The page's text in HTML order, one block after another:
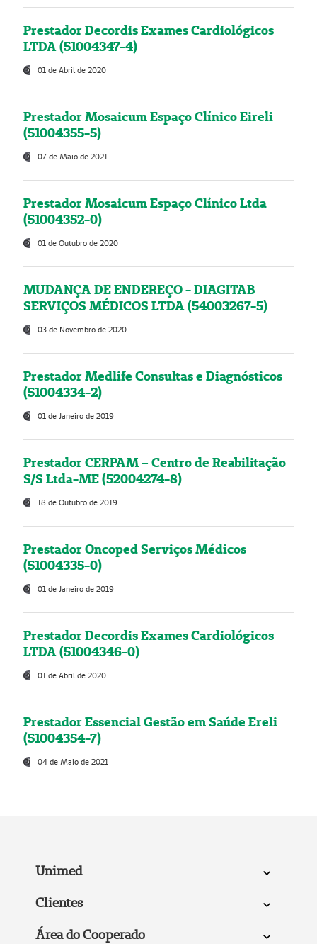
Prestador Decordis Exames Cardiológicos
LTDA (51004347-4)
01 de Abril de 2020
Prestador Mosaicum Espaço Clínico Eireli
(51004355-5)
07 de Maio de 2021
Prestador Mosaicum Espaço Clínico Ltda
(51004352-0)
01 de Outubro de 2020
MUDANÇA DE ENDEREÇO - DIAGITAB
SERVIÇOS MÉDICOS LTDA (54003267-5)
03 de Novembro de 2020
Prestador Medlife Consultas e Diagnósticos
(51004334-2)
01 de Janeiro de 2019
Prestador CERPAM – Centro de Reabilitação
S/S Ltda-ME (52004274-8)
18 de Outubro de 2019
Prestador Oncoped Serviços Médicos
(51004335-0)
01 de Janeiro de 2019
Prestador Decordis Exames Cardiológicos
LTDA (51004346-0)
01 de Abril de 2020
Prestador Essencial Gestão em Saúde Ereli
(51004354-7)
04 de Maio de 2021
Unimed
Clientes
Área do Cooperado